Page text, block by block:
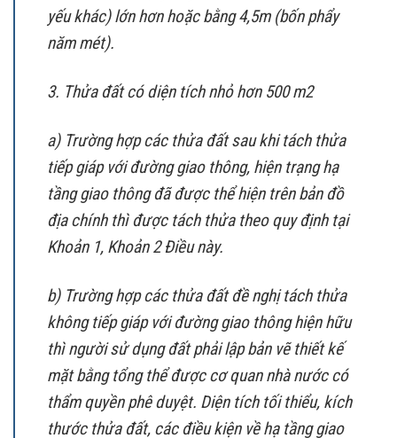
yếu khác) lớn hơn hoặc bằng 4,5m (bốn phẩy
năm mét).
3. Thửa đất có diện tích nhỏ hơn 500 m2
a) Trường hợp các thửa đất sau khi tách thửa
tiếp giáp với đường giao thông, hiện trạng hạ
tầng giao thông đã được thể hiện trên bản đồ
địa chính thì được tách thửa theo quy định tại
Khoản 1, Khoản 2 Điều này.
b) Trường hợp các thửa đất đề nghị tách thửa
không tiếp giáp với đường giao thông hiện hữu
thì người sử dụng đất phải lập bản vẽ thiết kế
mặt bằng tổng thể được cơ quan nhà nước có
thẩm quyền phê duyệt. Diện tích tối thiểu, kích
thước thửa đất, các điều kiện về hạ tầng giao